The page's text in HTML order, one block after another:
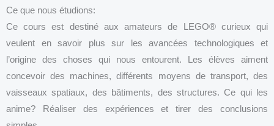
Ce que nous étudions:
Ce cours est destiné aux amateurs de LEGO® curieux qui
veulent en savoir plus sur les avancées technologiques et
l’origine des choses qui nous entourent. Les élèves aiment
concevoir des machines, différents moyens de transport, des
vaisseaux spatiaux, des bâtiments, des structures. Ce qui les
anime? Réaliser des expériences et tirer des conclusions